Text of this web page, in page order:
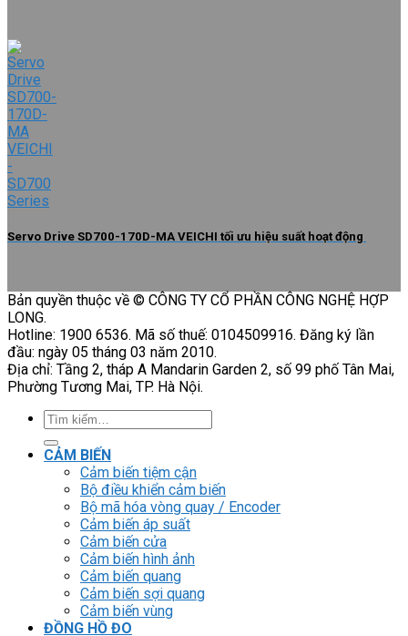
Servo Drive SD700-170D-MA VEICHI tối ưu hiệu suất hoạt động
Bản quyền thuộc về © CÔNG TY CỔ PHẦN CÔNG NGHỆ HỢP
LONG.
Hotline: 1900 6536. Mã số thuế: 0104509916. Đăng ký lần
đầu: ngày 05 tháng 03 năm 2010.
Địa chỉ: Tầng 2, tháp A Mandarin Garden 2, số 99 phố Tân Mai,
Phường Tương Mai, TP. Hà Nội.
Tìm
kiếm:
CẢM BIẾN
Cảm biến tiệm cận
Bộ điều khiển cảm biến
Bộ mã hóa vòng quay / Encoder
Cảm biến áp suất
Cảm biến cửa
Cảm biến hình ảnh
Cảm biến quang
Cảm biến sợi quang
Cảm biến vùng
ĐỒNG HỒ ĐO